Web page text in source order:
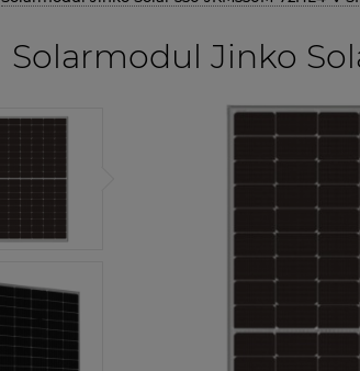
Solarmodul Jinko